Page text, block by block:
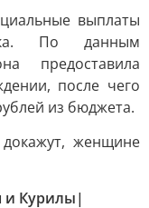
выплаты
По данным
предоставила
после чего
из бюджета.
женщине
и Курилы|